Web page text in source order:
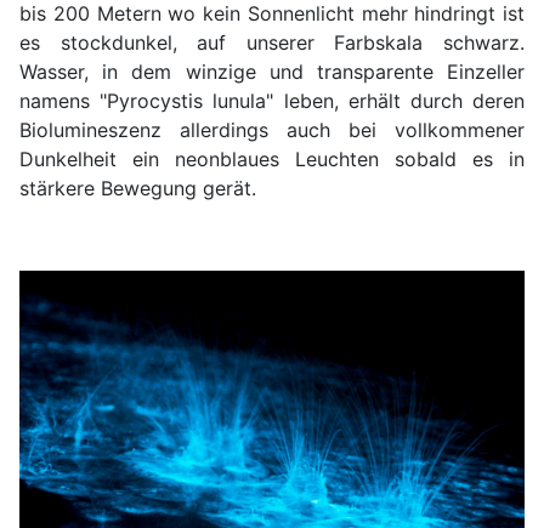
bis 200 Metern wo kein Sonnenlicht mehr hindringt ist
es stockdunkel, auf unserer Farbskala schwarz.
Wasser, in dem winzige und transparente Einzeller
namens "Pyrocystis lunula" leben, erhält durch deren
Biolumineszenz allerdings auch bei vollkommener
Dunkelheit ein neonblaues Leuchten sobald es in
stärkere Bewegung gerät.